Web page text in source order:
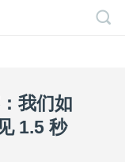
我们如
1.5 秒